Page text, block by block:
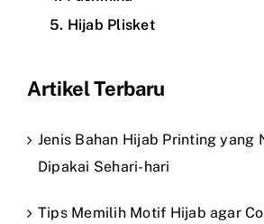
5. Hijab Plisket
Artikel Terbaru
Jenis Bahan Hijab Printing yang
Dipakai Sehari-hari
Tips Memilih Motif Hijab agar